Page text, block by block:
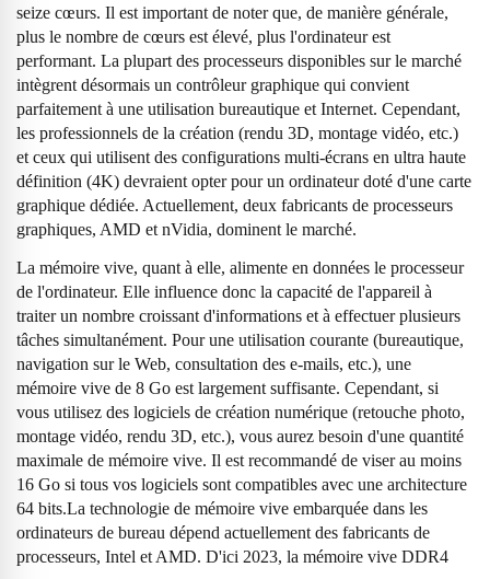
seize cœurs. Il est important de noter que, de manière générale,
plus le nombre de cœurs est élevé, plus l'ordinateur est
performant. La plupart des processeurs disponibles sur le marché
intègrent désormais un contrôleur graphique qui convient
parfaitement à une utilisation bureautique et Internet. Cependant,
les professionnels de la création (rendu 3D, montage vidéo, etc.)
et ceux qui utilisent des configurations multi-écrans en ultra haute
définition (4K) devraient opter pour un ordinateur doté d'une carte
graphique dédiée. Actuellement, deux fabricants de processeurs
graphiques, AMD et nVidia, dominent le marché.
La mémoire vive, quant à elle, alimente en données le processeur
de l'ordinateur. Elle influence donc la capacité de l'appareil à
traiter un nombre croissant d'informations et à effectuer plusieurs
tâches simultanément. Pour une utilisation courante (bureautique,
navigation sur le Web, consultation des e-mails, etc.), une
mémoire vive de 8 Go est largement suffisante. Cependant, si
vous utilisez des logiciels de création numérique (retouche photo,
montage vidéo, rendu 3D, etc.), vous aurez besoin d'une quantité
maximale de mémoire vive. Il est recommandé de viser au moins
16 Go si tous vos logiciels sont compatibles avec une architecture
64 bits.La technologie de mémoire vive embarquée dans les
ordinateurs de bureau dépend actuellement des fabricants de
processeurs, Intel et AMD. D'ici 2023, la mémoire vive DDR4